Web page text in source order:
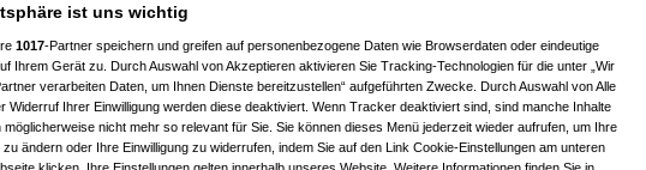
12:05:01)
21.04.2011, 12:38:40)
21.04.2011, 12:51:53)
am 21.04.2011, 12:53:39)
am 21.04.2011, 12:59:10)
am 21.04.2011, 13:01:40)
momo77
am 21.04.2011, 13:09:25)
am 21.04.2011, 13:11:16)
ist uns wichtig
1017-Partner speichern und greifen auf personenbezogene Daten wie Browserdaten oder eindeutige
Ihrem Gerät zu. Durch Auswahl von Akzeptieren aktivieren Sie Tracking-Technologien für die unter „Wir
verarbeiten Daten, um Ihnen Dienste bereitzustellen“ aufgeführten Zwecke. Durch Auswahl von Alle
Widerruf Ihrer Einwilligung werden diese deaktiviert. Wenn Tracker deaktiviert sind, sind manche Inhalte
möglicherweise nicht mehr so relevant für Sie. Sie können dieses Menü jederzeit wieder aufrufen, um Ihre
zu ändern oder Ihre Einwilligung zu widerrufen, indem Sie auf den Link Cookie-Einstellungen am unteren